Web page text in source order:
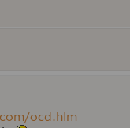
ocd.htm